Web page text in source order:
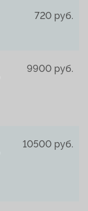
720 руб.
9900 руб.
10500 руб.